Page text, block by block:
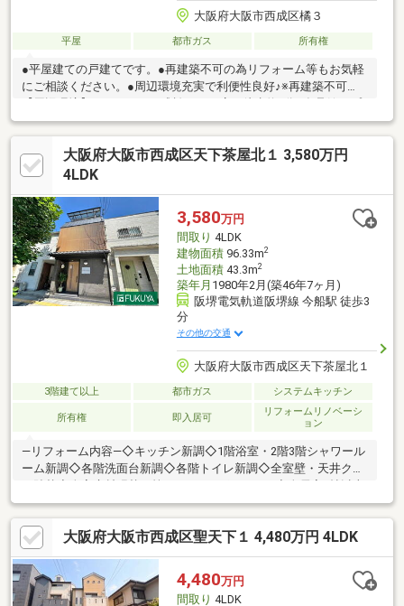
大阪府大阪市西成区橘３
平屋 都市ガス 所有権
●平屋建ての戸建てです。●再建築不可の為リフォーム等もお気軽
にご相談ください。●周辺環境充実で利便性良好♪※再建築不可
【周辺環境】●ローソン 西成松三丁目店 徒歩約7分●食品館アプ
ロ 天下茶屋店 徒歩約5分●ライフ西天下茶屋店 徒歩約9分●橘第
3公園 徒歩約3分●スーパー玉出 岸里店 徒歩約14分
大阪府大阪市西成区天下茶屋北１ 3,580万円
4LDK
3,580万円
間取り 4LDK
建物面積96.33m2
土地面積43.3m2
築年月 1980年2月(築46年7ヶ月)
阪堺電気軌道阪堺線 今船駅 徒歩3
分
その他の交通
大阪府大阪市西成区天下茶屋北１
3階建て以上 都市ガス システムキッチン
所有権 即入居可
リフォームリノベーシ
ョン
―リフォーム内容―◇キッチン新調◇1階浴室・2階3階シャワール
ーム新調◇各階洗面台新調◇各階トイレ新調◇全室壁・天井クロ
を確保した4LDKのファミリータイプ♪◆各階にシャワールーム・
洗面台・トイレ有り！◆2階バルコニーは目隠し付き♪◆周辺はお
買い物施設充実の立地です♪◆大通り沿いで開放感◎◆収益用と
してもご検討ください♪―交通―・阪堺電気軌道阪堺線「今船」駅
徒歩3分・大阪メトロ堺筋線/御堂筋線「動物園前」駅徒歩5分・南
海高野線「萩ノ茶屋」駅徒歩7分・JR線/南海線「新今宮」駅徒歩
大阪府大阪市西成区聖天下１ 4,480万円 4LDK
4,480万円
間取り 4LDK